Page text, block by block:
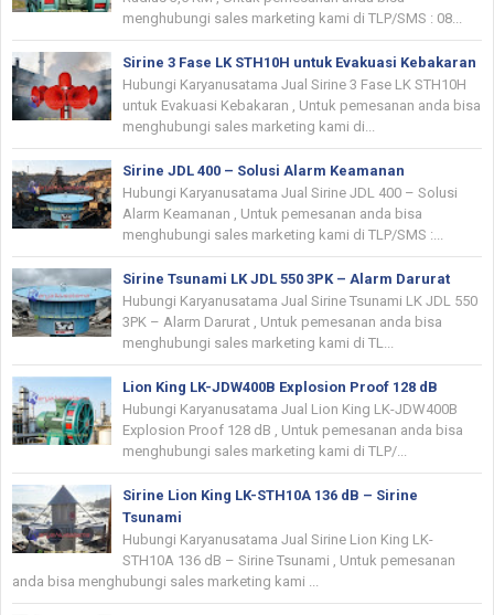
menghubungi sales marketing kami di TLP/SMS : 08...
Sirine 3 Fase LK STH10H untuk Evakuasi Kebakaran
Hubungi Karyanusatama Jual Sirine 3 Fase LK STH10H
untuk Evakuasi Kebakaran , Untuk pemesanan anda bisa
menghubungi sales marketing kami di...
Sirine JDL 400 – Solusi Alarm Keamanan
Hubungi Karyanusatama Jual Sirine JDL 400 – Solusi
Alarm Keamanan , Untuk pemesanan anda bisa
menghubungi sales marketing kami di TLP/SMS :...
Sirine Tsunami LK JDL 550 3PK – Alarm Darurat
Hubungi Karyanusatama Jual Sirine Tsunami LK JDL 550
3PK – Alarm Darurat , Untuk pemesanan anda bisa
menghubungi sales marketing kami di TL...
Lion King LK-JDW400B Explosion Proof 128 dB
Hubungi Karyanusatama Jual Lion King LK-JDW400B
Explosion Proof 128 dB , Untuk pemesanan anda bisa
menghubungi sales marketing kami di TLP/...
Sirine Lion King LK-STH10A 136 dB – Sirine
Tsunami
Hubungi Karyanusatama Jual Sirine Lion King LK-
STH10A 136 dB – Sirine Tsunami , Untuk pemesanan
anda bisa menghubungi sales marketing kami ...